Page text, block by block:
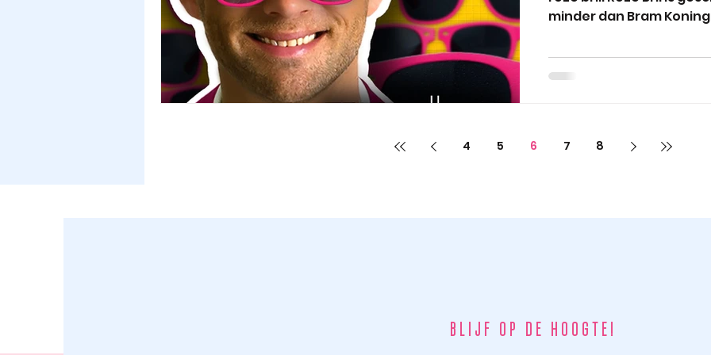
minder dan Bram Koning
4 5 6 7 8
BLIJF OP DE HOOGTE!